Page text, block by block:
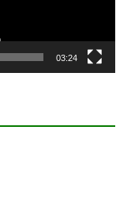
03:24